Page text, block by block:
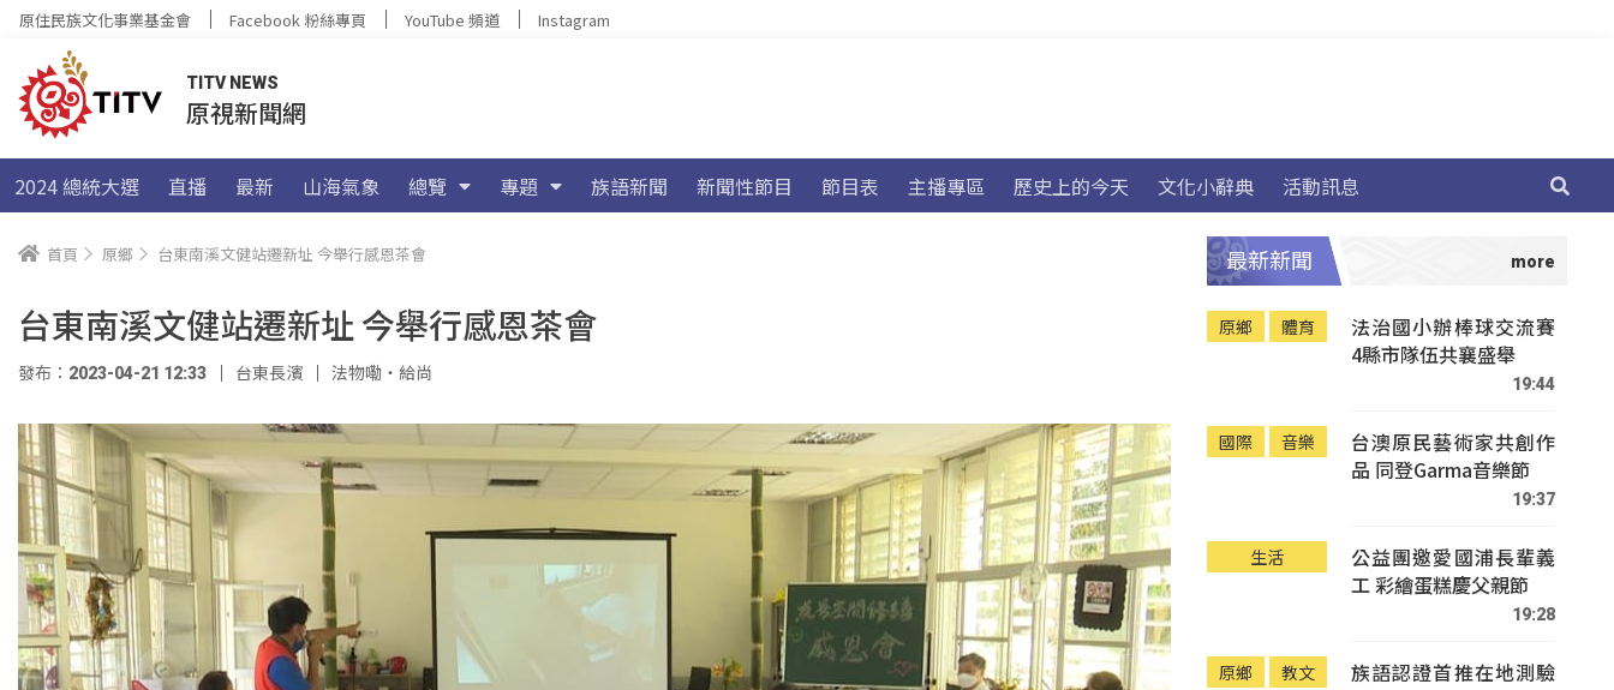
原住民族文化事業基金會 Facebook 粉絲專頁 YouTube 頻道 Instagram
TITV NEWS
原視新聞網
2024 總統大選 直播 最新 山海氣象 總覽 專題 族語新聞 新聞性節目 節目表 主播專區 歷史上的今天 文化小辭典 活動訊息
首頁 原鄉 台東南溪文健站遷新址 今舉行感恩茶會
台東南溪文健站遷新址 今舉行感恩茶會
發布：2023-04-21 12:33 台東長濱 法物嘞‧給尚
最新新聞
原鄉 體育
法治國小辦棒球交流賽
4縣市隊伍共襄盛舉
19:44
國際 音樂
台澳原民藝術家共創作
品 同登Garma音樂節
19:37
生活
公益團邀愛國浦長輩義
工 彩繪蛋糕慶父親節
19:28
原鄉 教文
族語認證首推在地測驗